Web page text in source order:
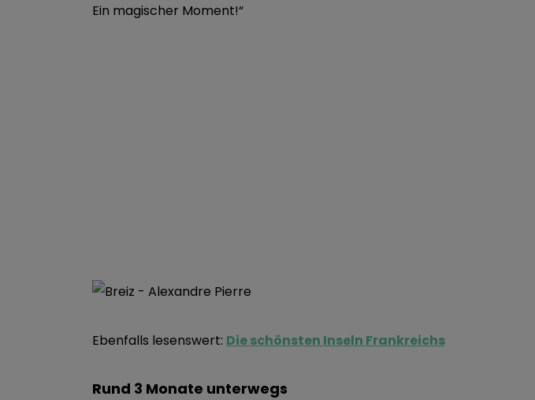
Ein magischer Moment!“
Ebenfalls lesenswert: Die schönsten Inseln Frankreichs
Rund 3 Monate unterwegs